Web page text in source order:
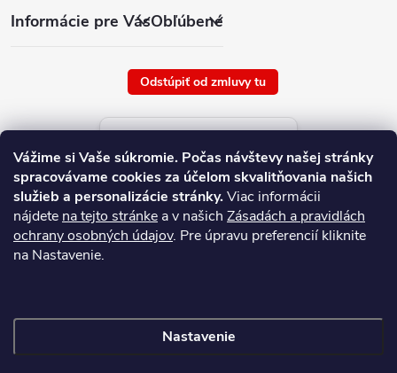
Vážime si Vaše súkromie. Počas návštevy našej stránky
spracovávame cookies za účelom skvalitňovania našich
služieb a personalizácie stránky.Viac informácii
nájdete na tejto stránke a v našich Zásadách a pravidlách
ochrany osobných údajov. Pre úpravu preferencií kliknite
na Nastavenie.
Nastavenie
Informácie pre VásObľúbené
Odstúpiť od zmluvy tu
Aktuálne ceny tovaru
platné od : 7/8/2026